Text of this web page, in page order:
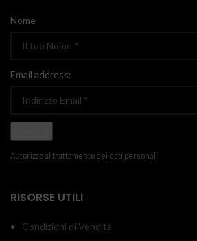
Nome
Email address:
Autorizzo al trattamento dei dati personali
RISORSE UTILI
Condizioni di Vendita